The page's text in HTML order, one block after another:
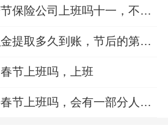
2023中秋国庆节保险公司上班吗十一，不上班
2023春节公积金提取多久到账，节后的第一个工作日
节上班吗，上班
2023中国人寿春节上班吗，会有一部分人值班